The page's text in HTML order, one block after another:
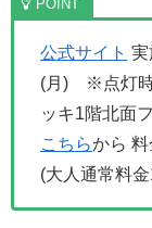
公式サイト 実
(月) ※点灯時
ッキ1階北面
こちらから
(大人通常料